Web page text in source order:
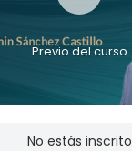
Previo del curso
No estás inscrito